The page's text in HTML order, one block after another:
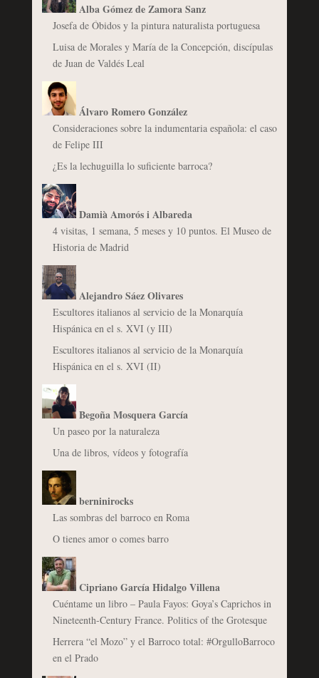
Alba Gómez de Zamora Sanz
Josefa de Óbidos y la pintura naturalista portuguesa
Luisa de Morales y María de la Concepción, discípulas
de Juan de Valdés Leal
Álvaro Romero González
Consideraciones sobre la indumentaria española: el caso
de Felipe III
¿Es la lechuguilla lo suficiente barroca?
Damià Amorós i Albareda
4 visitas, 1 semana, 5 meses y 10 puntos. El Museo de
Historia de Madrid
Alejandro Sáez Olivares
Escultores italianos al servicio de la Monarquía
Hispánica en el s. XVI (y III)
Escultores italianos al servicio de la Monarquía
Hispánica en el s. XVI (II)
Begoña Mosquera García
Un paseo por la naturaleza
Una de libros, vídeos y fotografía
berninirocks
Las sombras del barroco en Roma
O tienes amor o comes barro
Cipriano García Hidalgo Villena
Cuéntame un libro – Paula Fayos: Goya’s Caprichos in
Nineteenth-Century France. Politics of the Grotesque
Herrera “el Mozo” y el Barroco total: #OrgulloBarroco
en el Prado